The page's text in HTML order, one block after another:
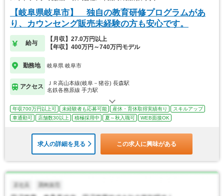
【岐阜県岐阜市】 独自の教育研修プログラムがあ
り、カウンセング販売未経験の方も安心です。
給与
【月収】27.0万円以上
【年収】400万円～740万円モデル
勤務地 岐阜県 岐阜市
アクセス
ＪＲ高山本線(岐阜－猪谷) 長森駅
名鉄各務原線 手力駅
年収700万円以上可 未経験者も応募可能 産休・育休取得実績有り
スキルアップ
車通勤可
店舗数30以上 積極採用中 夏～秋入職可 WEB面接OK
求人の詳細を見る この求人に興味がある